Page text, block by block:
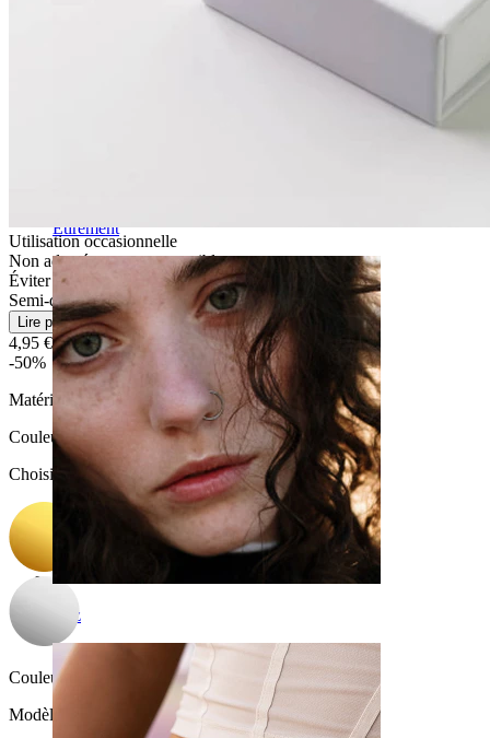
Étirement
Nez
Utilisation occasionnelle
Non adapté aux peaux sensibles
Éviter l'eau
Semi-durable
Lire plus
4,95 €9,90 €
-50%
Matériau: Laiton
Couleur:
Choisissez Couleur
Couleur de la pierre:
Transparent
Modèle